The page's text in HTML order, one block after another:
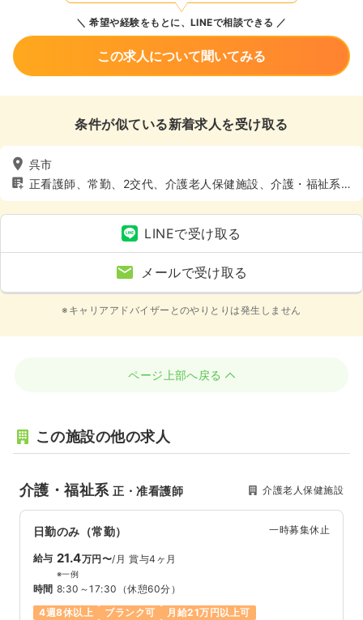
希望や経験をもとに、LINEで相談できる
この求人について聞いてみる
条件が似ている新着求人を受け取る
呉市
正看護師、常勤、2交代、介護老人保健施設、介護・福祉系、
4週8休以上
LINEで受け取る
メールで受け取る
※キャリアアドバイザーとのやりとりは発生しません
ページ上部へ戻る
この施設の他の求人
介護・福祉系正・准看護師 介護老人保健施設
日勤のみ（常勤） 一時募集休止
給与 21.4万円〜/月 賞与4ヶ月
※一例
時間 8:30～17:30 （休憩60分）
4週8休以上
ブランク可 月給21万円以上可